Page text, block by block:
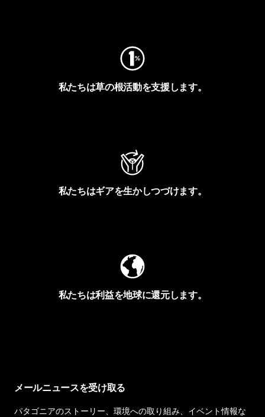
私たちは草の根活動を支援します。
私たちはギアを生かしつづけます。
私たちは利益を地球に還元します。
メールニュースを受け取る
パタゴニアのストーリー、環境への取り組み、イベント情報な